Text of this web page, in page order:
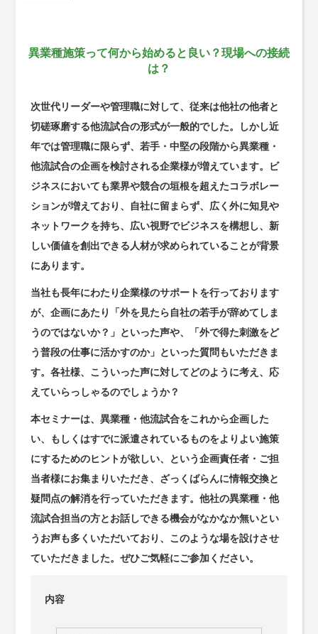
異業種施策って何から始めると良い？現場への接続
は？
次世代リーダーや管理職に対して、従来は他社の他者と
切磋琢磨する他流試合の形式が一般的でした。しかし近
年では管理職に限らず、若手・中堅の段階から異業種・
他流試合の企画を検討される企業様が増えています。ビ
ジネスにおいても業界や競合の垣根を超えたコラボレー
ションが増えており、自社に留まらず、広く外に知見や
ネットワークを持ち、広い視野でビジネスを構想し、新
しい価値を創出できる人材が求められていることが背景
にあります。
当社も長年にわたり企業様のサポートを行っております
が、企画にあたり「外を見たら自社の若手が辞めてしま
うのではないか？」といった声や、「外で得た刺激をど
う普段の仕事に活かすのか」といった質問もいただきま
す。各社様、こういった声に対してどのように考え、応
えていらっしゃるのでしょうか？
本セミナーは、異業種・他流試合をこれから企画した
い、もしくはすでに派遣されているものをよりよい施策
にするためのヒントが欲しい、という企画責任者・ご担
当者様にお集まりいただき、ざっくばらんに情報交換と
疑問点の解消を行っていただきます。他社の異業種・他
流試合担当の方とお話しできる機会がなかなか無いとい
うお声も多くいただいており、このような場を設けさせ
ていただきました。ぜひご気軽にご参加ください。
内容